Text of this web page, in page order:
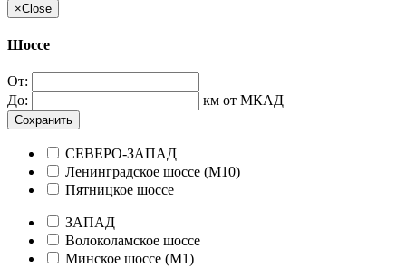
×Close
Шоссе
От:
До:
км от МКАД
Сохранить
СЕВЕРО-ЗАПАД
Ленинградское шоссе (М10)
Пятницкое шоссе
ЗАПАД
Волоколамское шоссе
Минское шоссе (М1)